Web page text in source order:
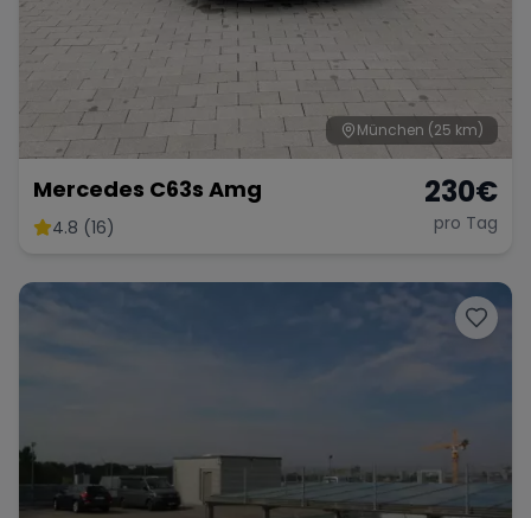
München (25 km)
Mercedes C63s Amg
4.8 (16)
230€
pro Tag